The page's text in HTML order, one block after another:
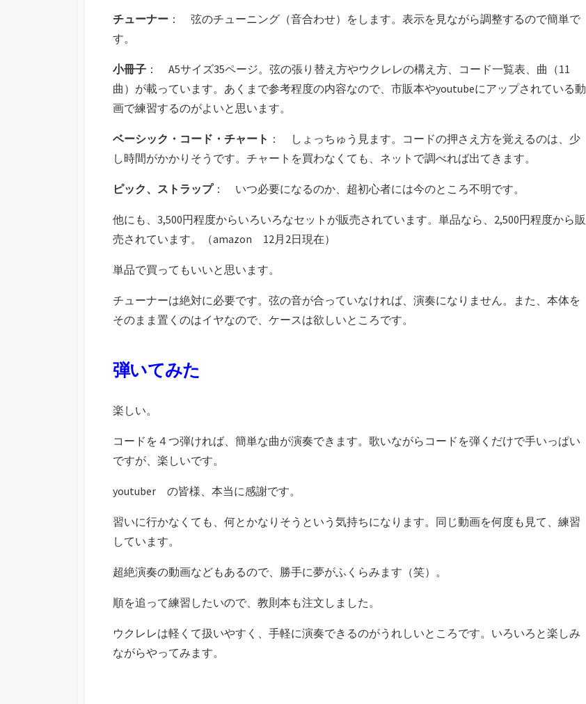
チューナー ： 弦のチューニング（音合わせ）をします。表示を見ながら調整するので簡単で
す。
小冊子 ： A5サイズ35ページ。弦の張り替え方やウクレレの構え方、コード一覧表、曲（11
曲）が載っています。あくまで参考程度の内容なので、市販本やyoutubeにアップされている動
画で練習するのがよいと思います。
ベーシック・コード・チャート ： しょっちゅう見ます。コードの押さえ方を覚えるのは、少
し時間がかかりそうです。チャートを買わなくても、ネットで調べれば出てきます。
ピック、ストラップ： いつ必要になるのか、超初心者には今のところ不明です。
他にも、3,500円程度からいろいろなセットが販売されています。単品なら、2,500円程度から販
売されています。（amazon 12月2日現在）
単品で買ってもいいと思います。
チューナーは絶対に必要です。弦の音が合っていなければ、演奏になりません。また、本体を
そのまま置くのはイヤなので、ケースは欲しいところです。
弾いてみた
楽しい。
コードを４つ弾ければ、簡単な曲が演奏できます。歌いながらコードを弾くだけで手いっぱい
ですが、楽しいです。
youtuber の皆様、本当に感謝です。
習いに行かなくても、何とかなりそうという気持ちになります。同じ動画を何度も見て、練習
しています。
超絶演奏の動画などもあるので、勝手に夢がふくらみます（笑）。
順を追って練習したいので、教則本も注文しました。
ウクレレは軽くて扱いやすく、手軽に演奏できるのがうれしいところです。いろいろと楽しみ
ながらやってみます。